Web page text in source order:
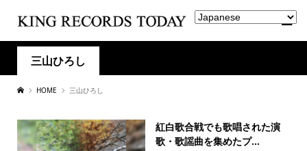
三山ひろし
HOME 三山ひろし
紅白歌合戦でも歌唱された演
歌・歌謡曲を集めたプ...